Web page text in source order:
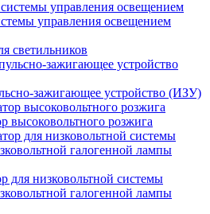
управления освещением
светильников
зажигающее устройство (ИЗУ)
высоковольтного розжига
для низковольтной системы
галогенной лампы